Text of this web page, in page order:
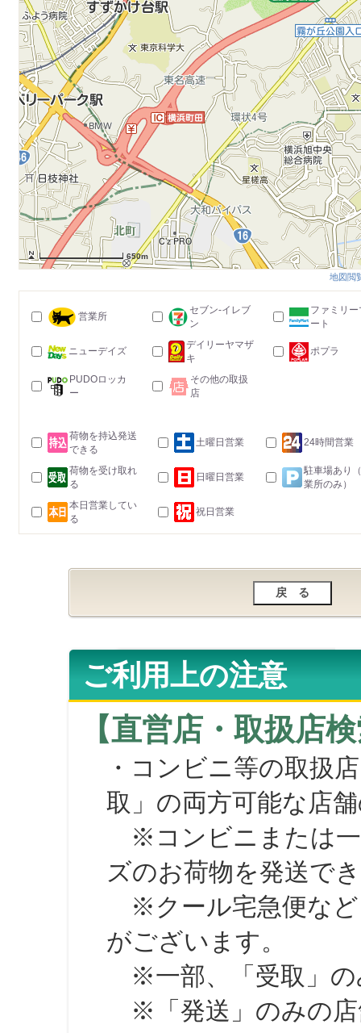
650m
地図閲
営業所
セブン-イレブ
ン
ファミリー
ート
ニューデイズ
デイリーヤマザ
キ
ポプラ
PUDOロッカ
ー
その他の取扱
店
荷物を持込発送
できる
土曜日営業 24時間営業
荷物を受け取れ
る
日曜日営業
駐車場あり
業所のみ）
本日営業してい
る
祝日営業
ご利用上の注意
【直営店・取扱店
・コンビニ等の取扱
取」の両方可能な店
※コンビニまたは一
ズのお荷物を発送で
※クール宅急便など
がございます。
※一部、「受取」の
※「発送」のみの店